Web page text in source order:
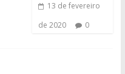
13 de fevereiro
de 2020
0